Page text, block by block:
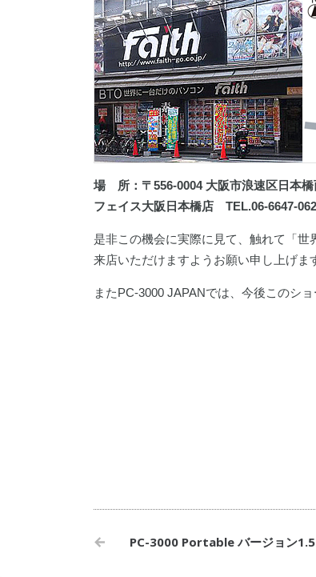
場 所：〒556-0004 大阪市浪速区日本橋
フェイス大阪日本橋店 TEL.06-6647-
是非この機会に実際に見て、触れて「
来店いただけますようお願い申し上げま
またPC-3000 JAPANでは、今後このシ
PC-3000 Portable バージョン